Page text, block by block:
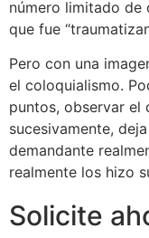
número limitado de
que fue
Pero con una
el coloquialismo.
puntos, observar el
sucesivamente,
demandante
realmente los hizo
Solicite